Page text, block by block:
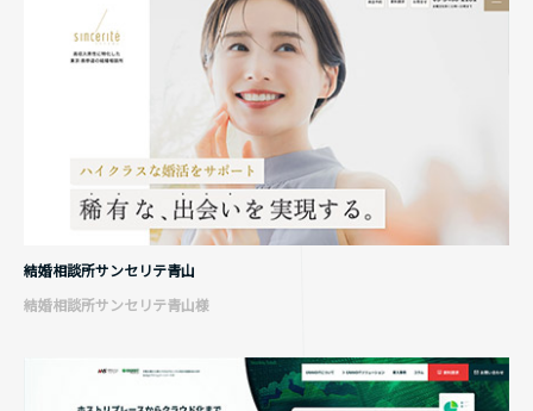
結婚相談所サンセリテ青山
結婚相談所サンセリテ青山様